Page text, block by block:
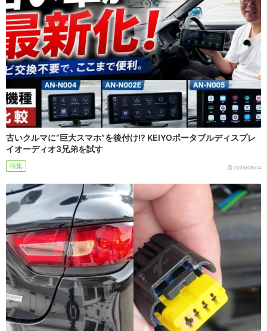
古いクルマに“巨大スマホ”を後付け!? KEIYOポータブルディスプレ
イオーディオ3兄弟を試す
特集 2026/08/04